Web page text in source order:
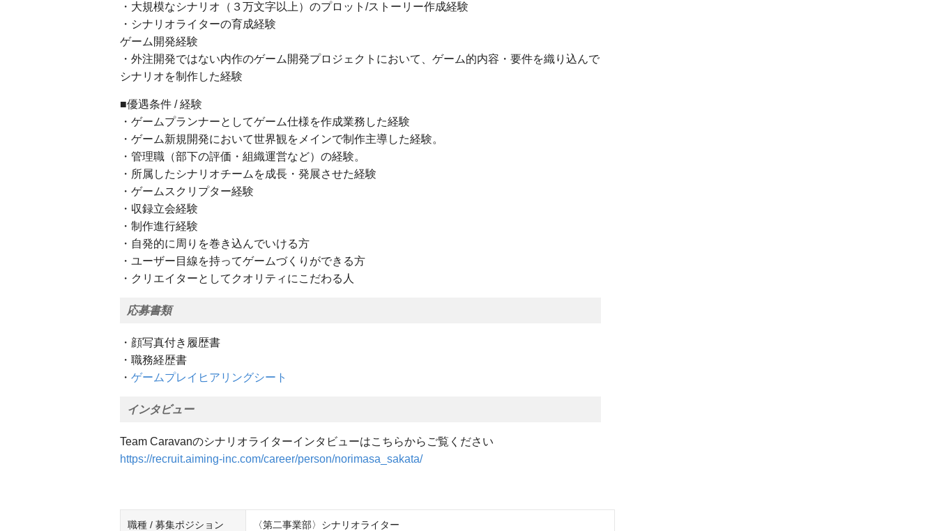
・大規模なシナリオ（３万文字以上）のプロット/ストーリー作成経験
・シナリオライターの育成経験
ゲーム開発経験
・外注開発ではない内作のゲーム開発プロジェクトにおいて、ゲーム的内容・要件を織り込んで
シナリオを制作した経験
■優遇条件 / 経験
・ゲームプランナーとしてゲーム仕様を作成業務した経験
・ゲーム新規開発において世界観をメインで制作主導した経験。
・管理職（部下の評価・組織運営など）の経験。
・所属したシナリオチームを成長・発展させた経験
・ゲームスクリプター経験
・収録立会経験
・制作進行経験
・自発的に周りを巻き込んでいける方
・ユーザー目線を持ってゲームづくりができる方
・クリエイターとしてクオリティにこだわる人
応募書類
・顔写真付き履歴書
・職務経歴書
・ ゲームプレイヒアリングシート
インタビュー
Team Caravanのシナリオライターインタビューはこちらからご覧ください
https://recruit.aiming-inc.com/career/person/norimasa_sakata/
職種 / 募集ポジション 〈第二事業部〉シナリオライター